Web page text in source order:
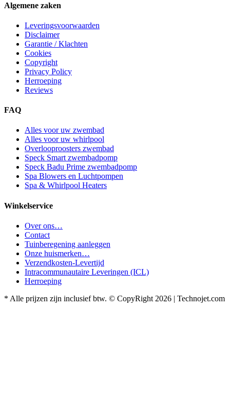
Algemene zaken
Leveringsvoorwaarden
Disclaimer
Garantie / Klachten
Cookies
Copyright
Privacy Policy
Herroeping
Reviews
FAQ
Alles voor uw zwembad
Alles voor uw whirlpool
Overlooproosters zwembad
Speck Smart zwembadpomp
Speck Badu Prime zwembadpomp
Spa Blowers en Luchtpompen
Spa & Whirlpool Heaters
Winkelservice
Over ons…
Contact
Tuinberegening aanleggen
Onze huismerken…
Verzendkosten-Levertijd
Intracommunautaire Leveringen (ICL)
Herroeping
* Alle prijzen zijn inclusief btw. © CopyRight 2026 | Technojet.com